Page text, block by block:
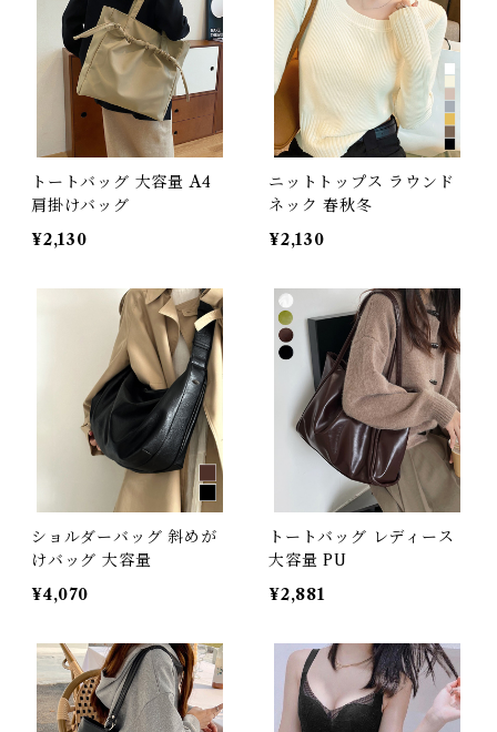
トートバッグ 大容量 A4
肩掛けバッグ
¥2,130
ニットトップス ラウンド
ネック 春秋冬
¥2,130
ショルダーバッグ 斜めが
けバッグ 大容量
¥4,070
トートバッグ レディース
大容量 PU
¥2,881